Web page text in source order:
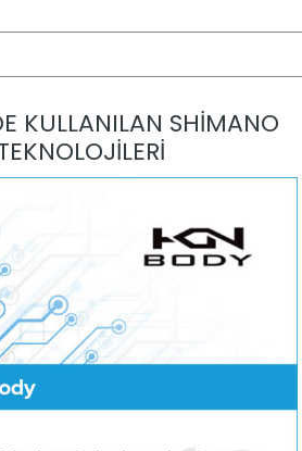
KULLANILAN SHİMANO